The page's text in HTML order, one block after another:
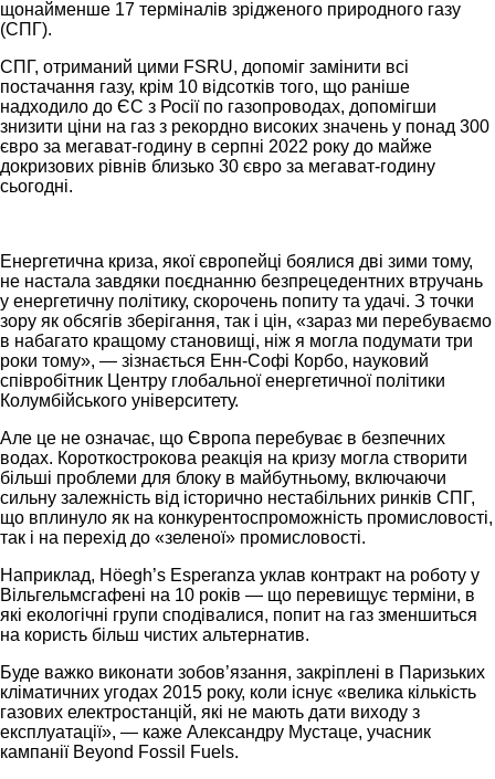
щонайменше 17 терміналів зрідженого природного газу
(СПГ).
СПГ, отриманий цими FSRU, допоміг замінити всі
постачання газу, крім 10 відсотків того, що раніше
надходило до ЄС з Росії по газопроводах, допомігши
знизити ціни на газ з рекордно високих значень у понад 300
євро за мегават-годину в серпні 2022 року до майже
докризових рівнів близько 30 євро за мегават-годину
сьогодні.
Енергетична криза, якої європейці боялися дві зими тому,
не настала завдяки поєднанню безпрецедентних втручань
у енергетичну політику, скорочень попиту та удачі. З точки
зору як обсягів зберігання, так і цін, «зараз ми перебуваємо
в набагато кращому становищі, ніж я могла подумати три
роки тому», — зізнається Енн-Софі Корбо, науковий
співробітник Центру глобальної енергетичної політики
Колумбійського університету.
Але це не означає, що Європа перебуває в безпечних
водах. Короткострокова реакція на кризу могла створити
більші проблеми для блоку в майбутньому, включаючи
сильну залежність від історично нестабільних ринків СПГ,
що вплинуло як на конкурентоспроможність промисловості,
так і на перехід до «зеленої» промисловості.
Наприклад, Höegh’s Esperanza уклав контракт на роботу у
Вільгельмсгафені на 10 років — що перевищує терміни, в
які екологічні групи сподівалися, попит на газ зменшиться
на користь більш чистих альтернатив.
Буде важко виконати зобов’язання, закріплені в Паризьких
кліматичних угодах 2015 року, коли існує «велика кількість
газових електростанцій, які не мають дати виходу з
експлуатації», — каже Александру Мустаце, учасник
кампанії Beyond Fossil Fuels.